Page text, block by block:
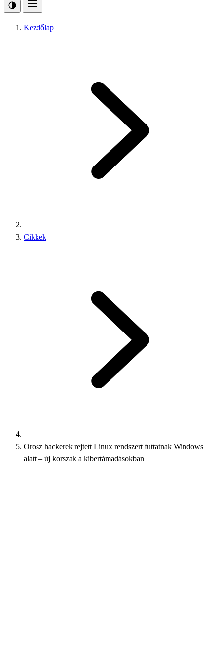
Kezdőlap
Cikkek
Orosz hackerek rejtett Linux rendszert futtatnak Windows
alatt – új korszak a kibertámadásokban